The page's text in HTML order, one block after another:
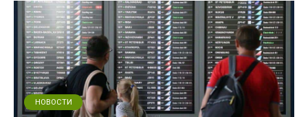
НОВОСТИ